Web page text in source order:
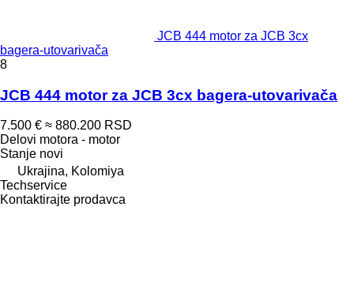
JCB 444 motor za JCB 3cx
bagerа-utovarivačа
8
JCB 444 motor za JCB 3cx bagera-utovarivača
7.500 € ≈ 880.200 RSD
Delovi motora - motor
Stanje novi
Ukrajina, Kolomiya
Techservice
Kontaktirajte prodavca